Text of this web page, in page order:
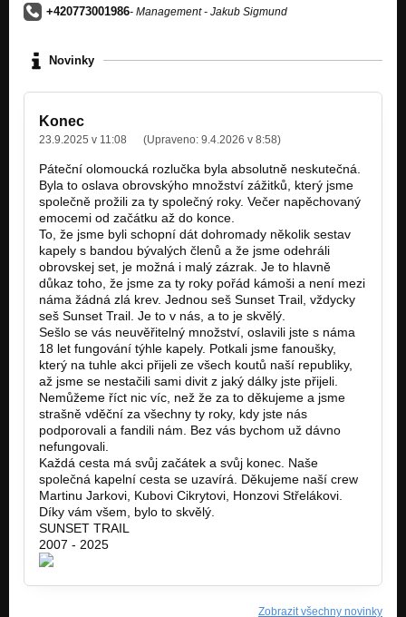
Revealing...
+420773001986- Management - Jakub Sigmund
Novinky
Konec
23.9.2025 v 11:08 (Upraveno: 9.4.2026 v 8:58)
Páteční olomoucká rozlučka byla absolutně neskutečná.
Byla to oslava obrovskýho množství zážitků, který jsme
společně prožili za ty společný roky. Večer napěchovaný
emocemi od začátku až do konce.
To, že jsme byli schopní dát dohromady několik sestav
kapely s bandou bývalých členů a že jsme odehráli
obrovskej set, je možná i malý zázrak. Je to hlavně
důkaz toho, že jsme za ty roky pořád kámoši a není mezi
náma žádná zlá krev. Jednou seš Sunset Trail, vždycky
seš Sunset Trail. Je to v nás, a to je skvělý.
Sešlo se vás neuvěřitelný množství, oslavili jste s náma
18 let fungování týhle kapely. Potkali jsme fanoušky,
který na tuhle akci přijeli ze všech koutů naší republiky,
až jsme se nestačili sami divit z jaký dálky jste přijeli.
Nemůžeme říct nic víc, než že za to děkujeme a jsme
strašně vděční za všechny ty roky, kdy jste nás
podporovali a fandili nám. Bez vás bychom už dávno
nefungovali.
Každá cesta má svůj začátek a svůj konec. Naše
společná kapelní cesta se uzavírá. Děkujeme naší crew
Martinu Jarkovi, Kubovi Cikrytovi, Honzovi Střelákovi.
Díky vám všem, bylo to skvělý.
SUNSET TRAIL
2007 - 2025
Zobrazit všechny novinky